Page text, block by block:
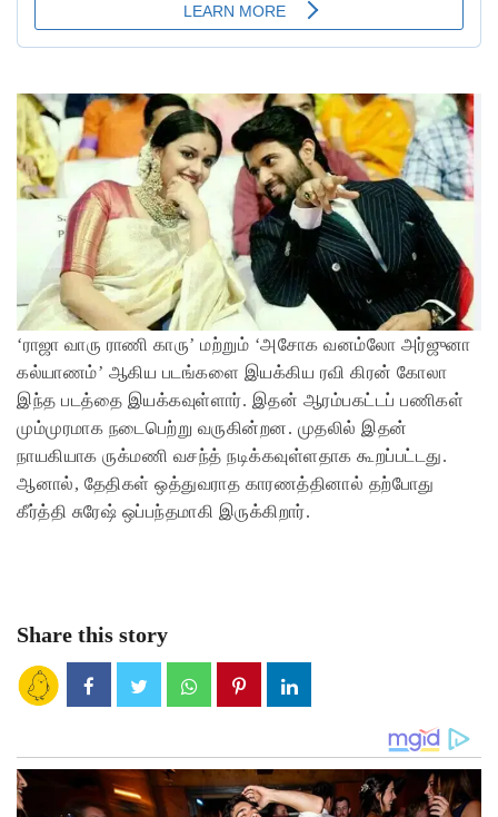
‘ராஜா வாரு ராணி காரு’ மற்றும் ‘அசோக வனம்லோ அர்ஜுனா
கல்யாணம்’ ஆகிய படங்களை இயக்கிய ரவி கிரன் கோலா
இந்த படத்தை இயக்கவுள்ளார். இதன் ஆரம்பகட்டப் பணிகள்
மும்முரமாக நடைபெற்று வருகின்றன. முதலில் இதன்
நாயகியாக ருக்மணி வசந்த் நடிக்கவுள்ளதாக கூறப்பட்டது.
ஆனால், தேதிகள் ஒத்துவராத காரணத்தினால் தற்போது
கீர்த்தி சுரேஷ் ஒப்பந்தமாகி இருக்கிறார்.
Share this story